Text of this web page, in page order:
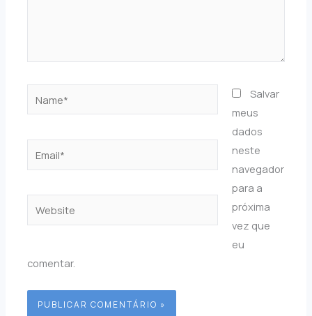
Salvar
meus
dados
neste
navegador
para a
próxima
vez que
eu
comentar.